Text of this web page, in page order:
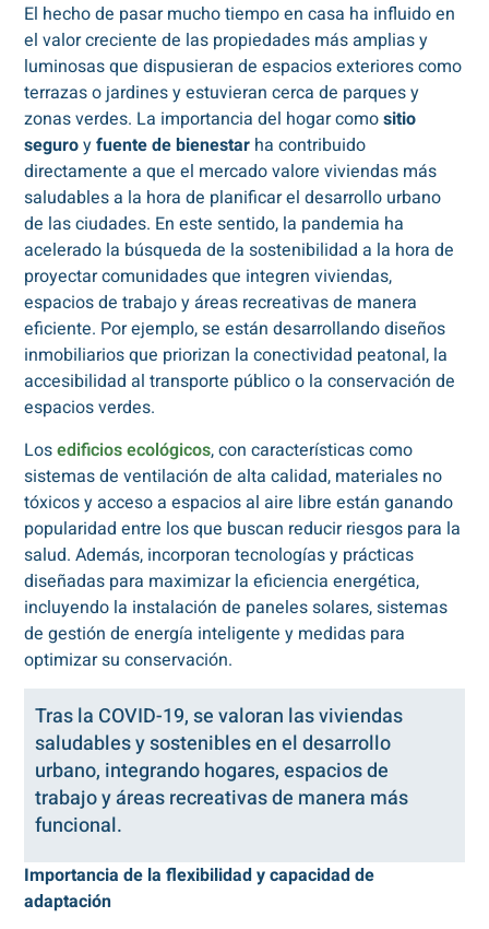
El hecho de pasar mucho tiempo en casa ha influido en
el valor creciente de las propiedades más amplias y
luminosas que dispusieran de espacios exteriores como
terrazas o jardines y estuvieran cerca de parques y
zonas verdes. La importancia del hogar comositio
seguroyfuente de bienestar ha contribuido
directamente a que el mercado valore viviendas más
saludables a la hora de planificar el desarrollo urbano
de las ciudades. En este sentido, la pandemia ha
acelerado la búsqueda de la sostenibilidad a la hora de
proyectar comunidades que integren viviendas,
espacios de trabajo y áreas recreativas de manera
eficiente. Por ejemplo, se están desarrollando diseños
inmobiliarios que priorizan la conectividad peatonal, la
accesibilidad al transporte público o la conservación de
espacios verdes.
Losedificios ecológicos, con características como
sistemas de ventilación de alta calidad, materiales no
tóxicos y acceso a espacios al aire libre están ganando
popularidad entre los que buscan reducir riesgos para la
salud. Además, incorporan tecnologías y prácticas
diseñadas para maximizar la eficiencia energética,
incluyendo la instalación de paneles solares, sistemas
de gestión de energía inteligente y medidas para
optimizar su conservación.
Tras la COVID-19, se valoran las viviendas
saludables y sostenibles en el desarrollo
urbano, integrando hogares, espacios de
trabajo y áreas recreativas de manera más
funcional.
Importancia de la flexibilidad y capacidad de
adaptación